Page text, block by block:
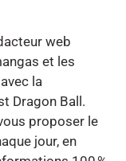
web
et les
la
Dragon Ball.
proposer le
jour, en